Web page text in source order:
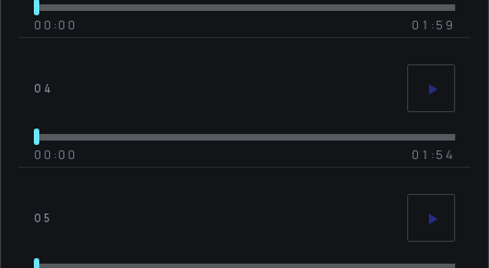
00:00 01:59
04
00:00 01:54
05